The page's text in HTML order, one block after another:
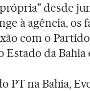
desde
à agência, os
com o
da Bahia
PT na Bahia,